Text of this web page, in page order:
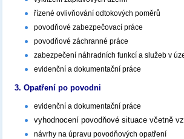
řízené ovlivňování odtokových poměrů
povodňové zabezpečovací práce
povodňové záchranné práce
zabezpečení náhradních funkcí a služeb v
evidenční a dokumentační práce
3. Opatření po povodni
evidenční a dokumentační práce
vyhodnocení povodňové situace včetně
návrhy na úpravu povodňových opatření